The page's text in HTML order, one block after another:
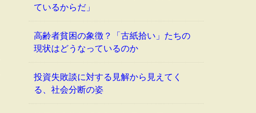
ているからだ」
高齢者貧困の象徴？「古紙拾い」たちの
現状はどうなっているのか
投資失敗談に対する見解から見えてく
る、社会分断の姿